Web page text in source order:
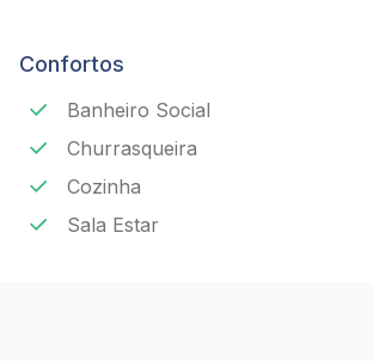
Confortos
Banheiro Social
Churrasqueira
Cozinha
Sala Estar